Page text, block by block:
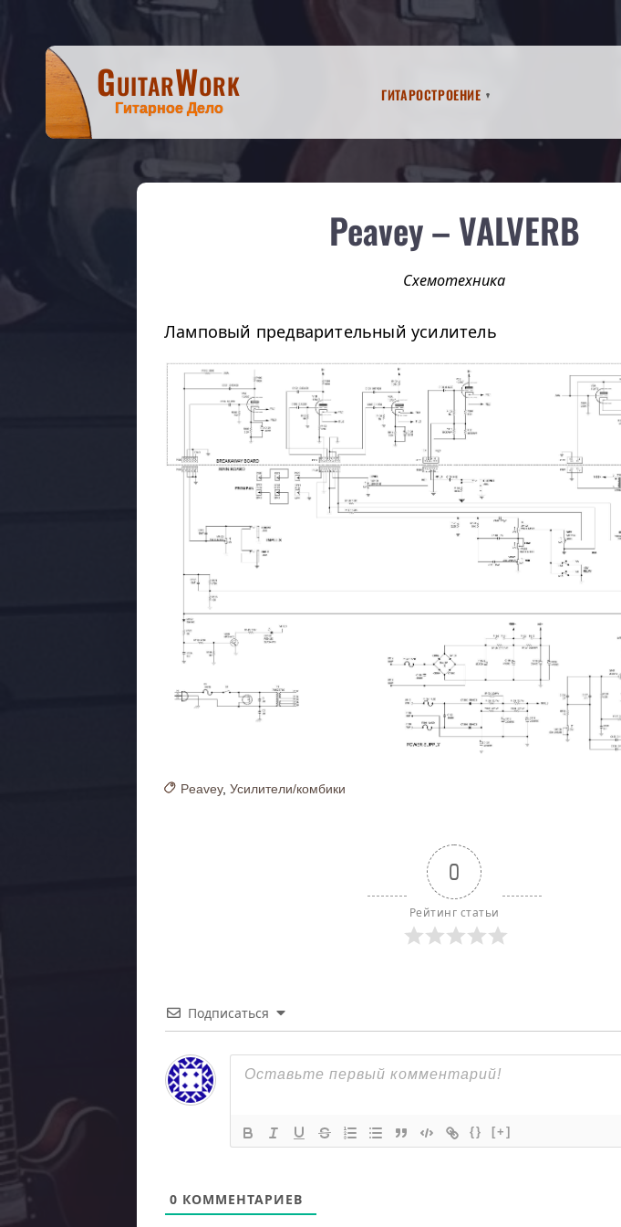
GuitarWork
Гитарное Дело
Гитаростроение
Peavey – VALVERB
Схемотехника
Ламповый предварительный усилитель
Peavey, Усилители/комбики
0
Рейтинг статьи
Подписаться
{} [+]
0 КОММЕНТАРИЕВ